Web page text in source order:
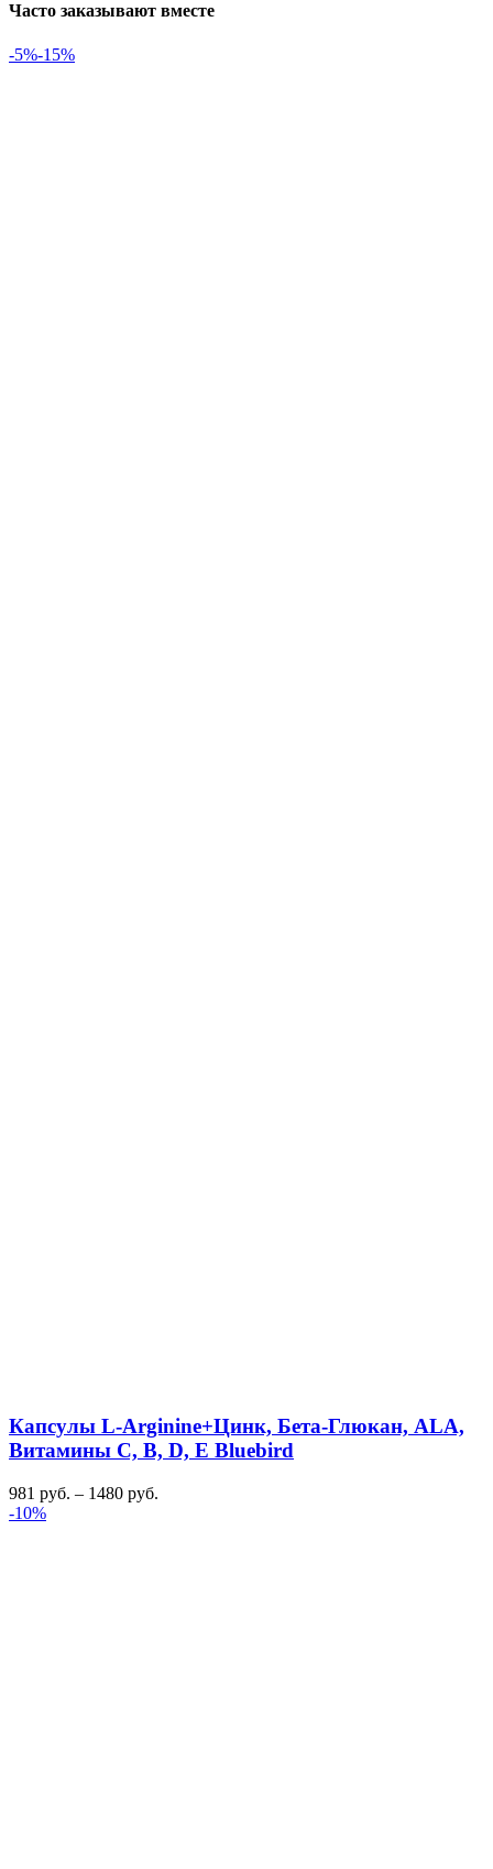
Часто заказывают вместе
-5%-15%
Капсулы L-Arginine+Цинк, Бета-Глюкан, ALA,
Витамины C, B, D, E Bluebird
981 руб. – 1480 руб.
-10%